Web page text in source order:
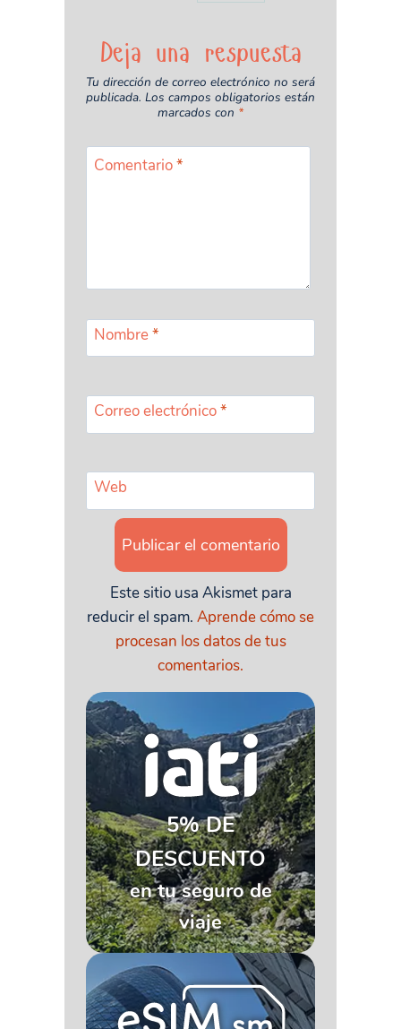
Deja una respuesta
Tu dirección de correo electrónico no será
publicada. Los campos obligatorios están
marcados con *
Comentario*
Nombre*
Correo electrónico*
Web
Este sitio usa Akismet para
reducir el spam. Aprende cómo se
procesan los datos de tus
comentarios.
5% DE
DESCUENTO
en tu seguro de
viaje